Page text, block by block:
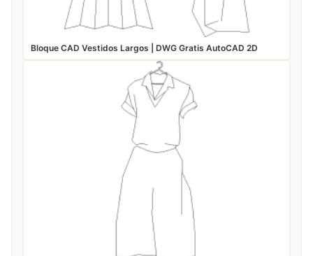
Bloque CAD Vestidos Largos | DWG Gratis AutoCAD 2D